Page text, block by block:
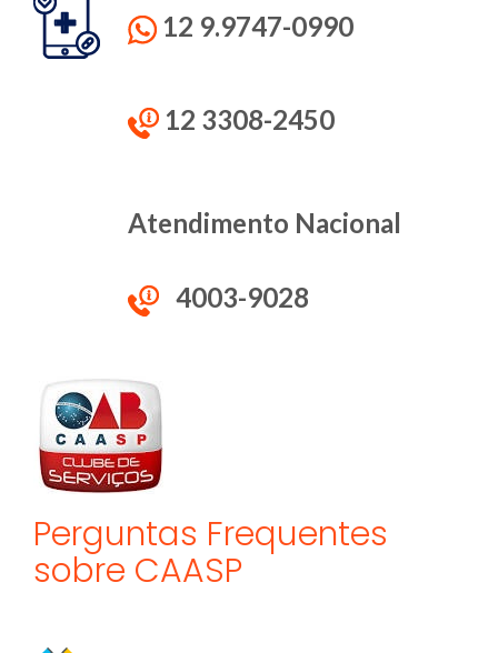
12 9.9747-0990
12 3308-2450
Atendimento Nacional
4003-9028
Perguntas Frequentes
sobre CAASP